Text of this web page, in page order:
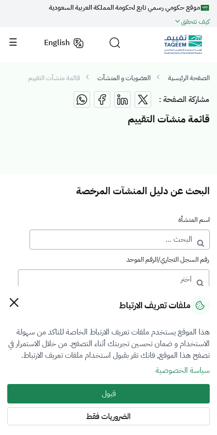
موقع حكومي رسمي تابع لحكومة المملكة العربية السعودية
كيف تتحقق
English
الصفحة الرئيسية العضويات و المنشآت قائمة منشآت التقييم
مشاركة الصفحة :
قائمة منشآت التقييم
البحث عن دليل المنشآت المرخصة
اسم المنشأة
رقم السجل التجاري/الرقم الموحد
رقم الترخيص
التصنيف
VFR4
فرع التقييم
ملفات تعريف الارتباط
هذا الموقع يستخدم ملفات تعريف الارتباط الخاصة للتاكد من سهولة
الاستخدام و ضمان تحسين تجربتك أثناء التصفح. من خلال الاستمرار في
تصفح هذا الموقع, فانك تقر بقبول استخدام ملفات تعريف الارتباط.
سياسة الخصوصية
قبول
الضروريات فقط